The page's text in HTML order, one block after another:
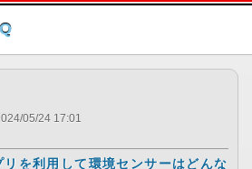
このページの本文へ
05/24 17:01
リを利用して環境センサーはどんな